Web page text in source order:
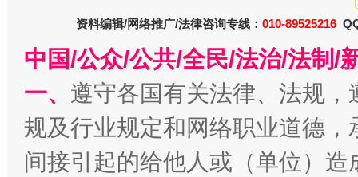
千年窑火 生生不息
资料编辑/网络推广/法律咨询专线： 010-89525216
中国/公众/公共/全民/法治/法制/
一、 遵守各国有关法律、法规
规及行业规定和网络职业道德
间接引起的给他人或（单位）